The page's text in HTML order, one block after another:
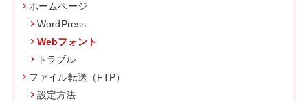
ホームページ
WordPress
Webフォント
トラブル
ファイル転送（FTP）
設定方法